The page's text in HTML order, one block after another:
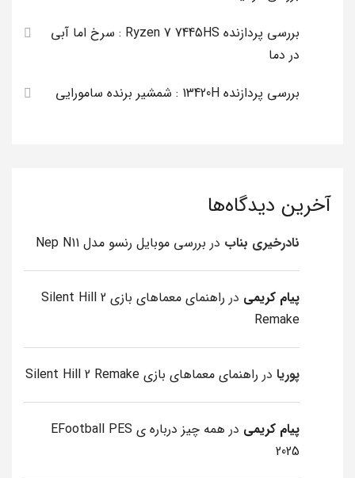
بررسی پردازنده Ryzen 7 7445HS : سرخ اما آبی
در دما
بررسی پردازنده 13420H : شمشیر برنده سامورایی
آخرین دیدگاه‌ها
نادرخیری بناب در بررسی موبایل رنسو مدل Nep N11
پیام کریمی در
راهنمای معماهای بازی Silent Hill 2
Remake
پوریا در راهنمای معماهای بازی Silent Hill 2 Remake
پیام کریمی در
همه چیز درباره ی EFootball PES
2025